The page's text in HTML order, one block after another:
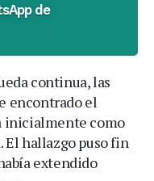
de
continua, las
encontrado el
inicialmente como
El hallazgo puso fin
extendido